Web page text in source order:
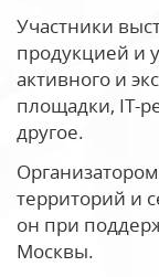
Участники
продукцией и
активного и
площадки, IT-
другое.
территорий и
он при
Москвы.